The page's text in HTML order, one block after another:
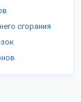
сгорания